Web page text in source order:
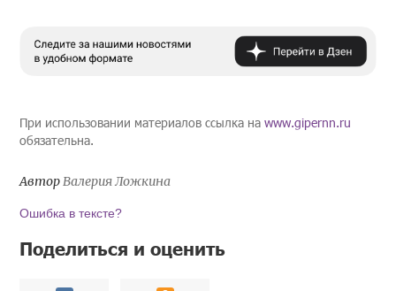
При использовании материалов ссылка наwww.gipernn.ru
обязательна.
АвторВалерия Ложкина
Ошибка в тексте?
Поделиться и оценить